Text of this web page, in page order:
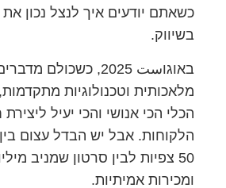
כשאתם יודעים איך לנצל נכון את
בשיווק.
באוגוست 2025, כשכולם
מלאכותית וטכנולוגיות
הכלי הכי אנושי והכי יעיל
הלקוחות. אבל יש הבדל עצום
50 צפיות לבין סרטון שמניב
ומכירות אמיתיות.